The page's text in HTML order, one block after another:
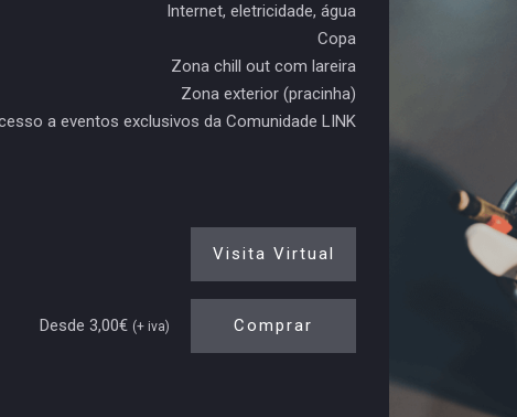
Internet, eletricidade, água
Copa
Zona chill out com lareira
Zona exterior (pracinha)
a eventos exclusivos da Comunidade LINK
Visita Virtual
Desde 3,00€ (+ iva) Comprar